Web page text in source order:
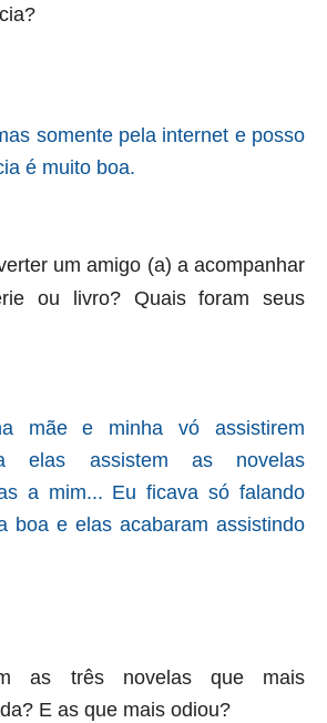
somente pela internet e posso
é muito boa.
um amigo (a) a acompanhar
ou livro? Quais foram seus
mãe e minha vó assistirem
elas assistem as novelas
a mim... Eu ficava só falando
boa e elas acabaram assistindo
as três novelas que mais
E as que mais odiou?